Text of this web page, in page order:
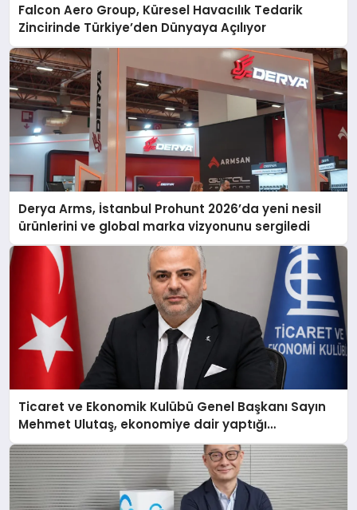
Falcon Aero Group, Küresel Havacılık Tedarik
Zincirinde Türkiye’den Dünyaya Açılıyor
Derya Arms, İstanbul Prohunt 2026’da yeni nesil
ürünlerini ve global marka vizyonunu sergiledi
Ticaret ve Ekonomik Kulübü Genel Başkanı Sayın
Mehmet Ulutaş, ekonomiye dair yaptığı
açıklamada şunları kaydetti: